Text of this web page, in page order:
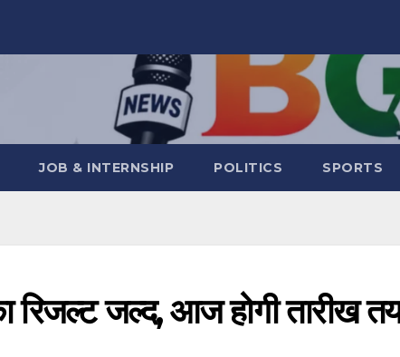
JOB & INTERNSHIP POLITICS SPORTS
रिजल्ट जल्द, आज होगी तारीख